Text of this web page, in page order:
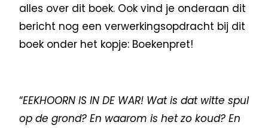
alles over dit boek. Ook vind je onderaan dit
bericht nog een verwerkingsopdracht bij dit
boek onder het kopje: Boekenpret!
“EEKHOORN IS IN DE WAR! Wat is dat witte spul
op de grond? En waarom is het zo koud? En